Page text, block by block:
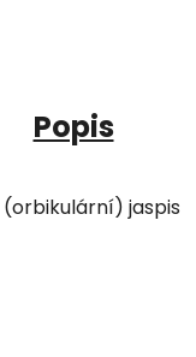
Popis
jaspis